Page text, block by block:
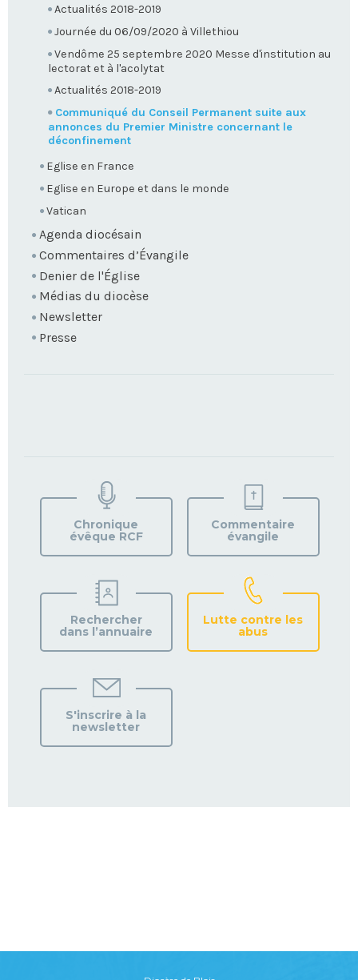
Actualités 2018-2019
Journée du 06/09/2020 à Villethiou
Vendôme 25 septembre 2020 Messe d'institution au
lectorat et à l'acolytat
Actualités 2018-2019
Communiqué du Conseil Permanent suite aux
annonces du Premier Ministre concernant le
déconfinement
Eglise en France
Eglise en Europe et dans le monde
Vatican
Agenda diocésain
Commentaires d’Évangile
Denier de l'Église
Médias du diocèse
Newsletter
Presse
VOTRE
PAROISSE
Chronique
évêque RCF
Commentaire
évangile
Rechercher
dans l’annuaire
Lutte contre les
abus
S'inscrire à la
newsletter